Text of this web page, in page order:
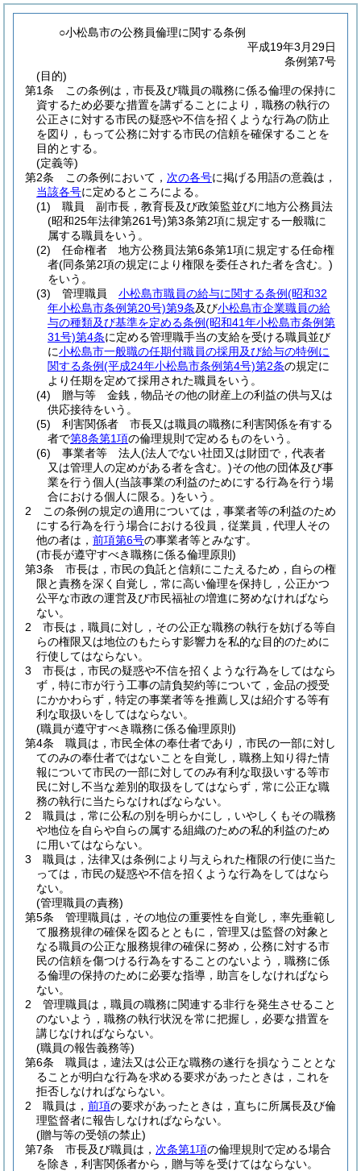
○小松島市の公務員倫理に関する条例
平成19年3月29日
条例第7号
(目的)
第1条
この条例は，市長及び職員の職務に係る倫理の保持に
資するため必要な措置を講ずることにより，職務の執行の
公正さに対する市民の疑惑や不信を招くような行為の防止
を図り，もって公務に対する市民の信頼を確保することを
目的とする。
(定義等)
第2条
この条例において， 次の各号に掲げる用語の意義は，
当該各号に定めるところによる。
(1)
職員 副市長，教育長及び政策監並びに地方公務員法
(昭和25年法律第261号)第3条第2項に規定する一般職に
属する職員をいう。
(2)
任命権者 地方公務員法第6条第1項に規定する任命権
者(同条第2項の規定により権限を委任された者を含む。)
をいう。
(3)
管理職員 小松島市職員の給与に関する条例(昭和32
年小松島市条例第20号)第9条及び小松島市企業職員の給
与の種類及び基準を定める条例(昭和41年小松島市条例第
31号)第4条に定める管理職手当の支給を受ける職員並び
に小松島市一般職の任期付職員の採用及び給与の特例に
関する条例(平成24年小松島市条例第4号)第2条の規定に
より任期を定めて採用された職員をいう。
(4)
贈与等 金銭，物品その他の財産上の利益の供与又は
供応接待をいう。
(5)
利害関係者 市長又は職員の職務に利害関係を有する
者で第8条第1項の倫理規則で定めるものをいう。
(6)
事業者等 法人(法人でない社団又は財団で，代表者
又は管理人の定めがある者を含む。)その他の団体及び事
業を行う個人(当該事業の利益のためにする行為を行う場
合における個人に限る。)をいう。
2
この条例の規定の適用については，事業者等の利益のため
にする行為を行う場合における役員，従業員，代理人その
他の者は， 前項第6号の事業者等とみなす。
(市長が遵守すべき職務に係る倫理原則)
第3条
市長は，市民の負託と信頼にこたえるため，自らの権
限と責務を深く自覚し，常に高い倫理を保持し，公正かつ
公平な市政の運営及び市民福祉の増進に努めなければなら
ない。
2
市長は，職員に対し，その公正な職務の執行を妨げる等自
らの権限又は地位のもたらす影響力を私的な目的のために
行使してはならない。
3
市長は，市民の疑惑や不信を招くような行為をしてはなら
ず，特に市が行う工事の請負契約等について，金品の授受
にかかわらず，特定の事業者等を推薦し又は紹介する等有
利な取扱いをしてはならない。
(職員が遵守すべき職務に係る倫理原則)
第4条
職員は，市民全体の奉仕者であり，市民の一部に対し
てのみの奉仕者ではないことを自覚し，職務上知り得た情
報について市民の一部に対してのみ有利な取扱いする等市
民に対し不当な差別的取扱をしてはならず，常に公正な職
務の執行に当たらなければならない。
2
職員は，常に公私の別を明らかにし，いやしくもその職務
や地位を自らや自らの属する組織のための私的利益のため
に用いてはならない。
3
職員は，法律又は条例により与えられた権限の行使に当た
っては，市民の疑惑や不信を招くような行為をしてはなら
ない。
(管理職員の責務)
第5条
管理職員は，その地位の重要性を自覚し，率先垂範し
て服務規律の確保を図るとともに，管理又は監督の対象と
なる職員の公正な服務規律の確保に努め，公務に対する市
民の信頼を傷つける行為をすることのないよう，職務に係
る倫理の保持のために必要な指導，助言をしなければなら
ない。
2
管理職員は，職員の職務に関連する非行を発生させること
のないよう，職務の執行状況を常に把握し，必要な措置を
講じなければならない。
(職員の報告義務等)
第6条
職員は，違法又は公正な職務の遂行を損なうこととな
ることが明白な行為を求める要求があったときは，これを
拒否しなければならない。
2
職員は， 前項の要求があったときは，直ちに所属長及び倫
理監督者に報告しなければならない。
(贈与等の受領の禁止)
第7条
市長及び職員は， 次条第1項の倫理規則で定める場合
を除き，利害関係者から，贈与等を受けてはならない。